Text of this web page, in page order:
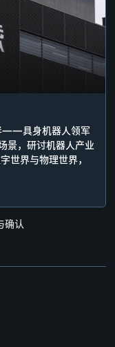
——具身机器人领军
景，研讨机器人产业
世界与物理世界，
确认